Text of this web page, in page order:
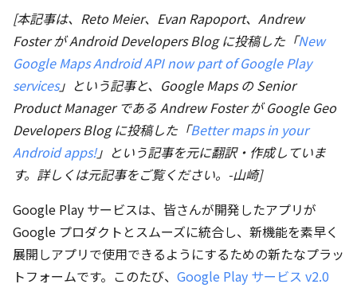
[本記事は、Reto Meier、Evan Rapoport、Andrew
Foster が Android Developers Blog に投稿した「New
Google Maps Android API now part of Google Play
services」という記事と、Google Maps の Senior
Product Manager である Andrew Foster が Google Geo
Developers Blog に投稿した「Better maps in your
Android apps!」という記事を元に翻訳・作成していま
す。詳しくは元記事をご覧ください。-山崎]
Google Play サービスは、皆さんが開発したアプリが
Google プロダクトとスムーズに統合し、新機能を素早く
展開しアプリで使用できるようにするための新たなプラッ
トフォームです。このたび、 Google Play サービス v2.0